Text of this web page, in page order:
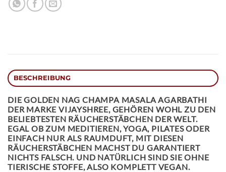
BESCHREIBUNG
DIEGOLDEN NAG CHAMPA MASALA AGARBATHI
DER MARKE VIJAYSHREE, GEHÖREN WOHL ZU DEN
BELIEBTESTEN RÄUCHERSTÄBCHEN DER WELT.
EGAL OB ZUM MEDITIEREN, YOGA, PILATES ODER
EINFACH NUR ALS RAUMDUFT, MIT DIESEN
RÄUCHERSTÄBCHEN MACHST DU GARANTIERT
NICHTS FALSCH. UND NATÜRLICH SIND SIE OHNE
TIERISCHE STOFFE, ALSO KOMPLETT VEGAN.